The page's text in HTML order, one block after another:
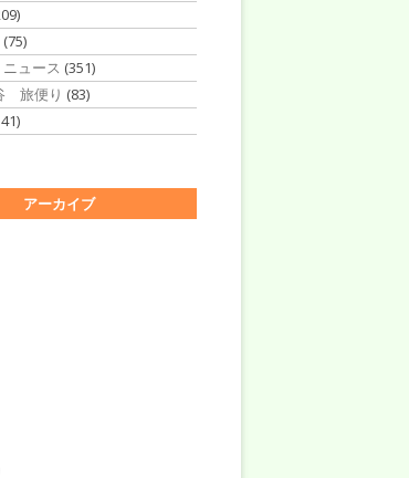
(75)
ュース (351)
旅便り (83)
アーカイブ